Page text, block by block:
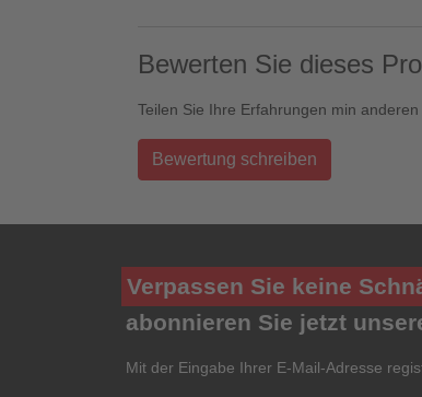
Bewerten Sie dieses
Teilen Sie Ihre Erfahrungen min anderen
Bewertung schreiben
Verpassen Sie keine
abonnieren Sie jetzt
Mit der Eingabe Ihrer E-Mail-Adresse